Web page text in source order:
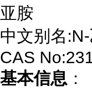
亚胺
中文别名
CAS
基本信息 ：